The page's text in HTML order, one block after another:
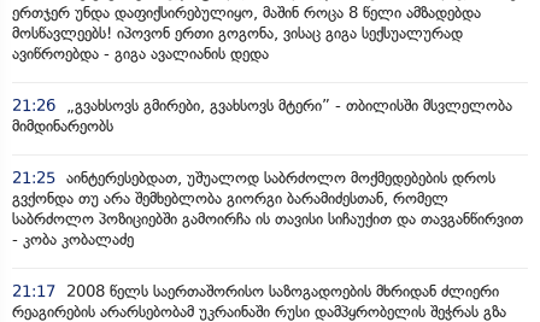
ერთჯერ უნდა დაფიქსირებულიყო, მაშინ როცა 8 წელი ამზადებდა
მოსწავლეებს! იპოვონ ერთი გოგონა, ვისაც გიგა სექსუალურად
ავიწროებდა - გიგა ავალიანის დედა
21:26
„გვახსოვს გმირები, გვახსოვს მტერი” - თბილისში მსვლელობა
მიმდინარეობს
21:25 აინტერესებდათ, უშუალოდ საბრძოლო მოქმედებების დროს
გვქონდა თუ არა შემხებლობა გიორგი ბარამიძესთან, რომელ
საბრძოლო პოზიციებში გამოირჩა ის თავისი სიჩაუქით და თავგანწირვით
- კობა კობალაძე
21:17
2008 წელს საერთაშორისო საზოგადოების მხრიდან ძლიერი
რეაგირების არარსებობამ უკრაინაში რუსი დამპყრობელის შეჭრას გზა